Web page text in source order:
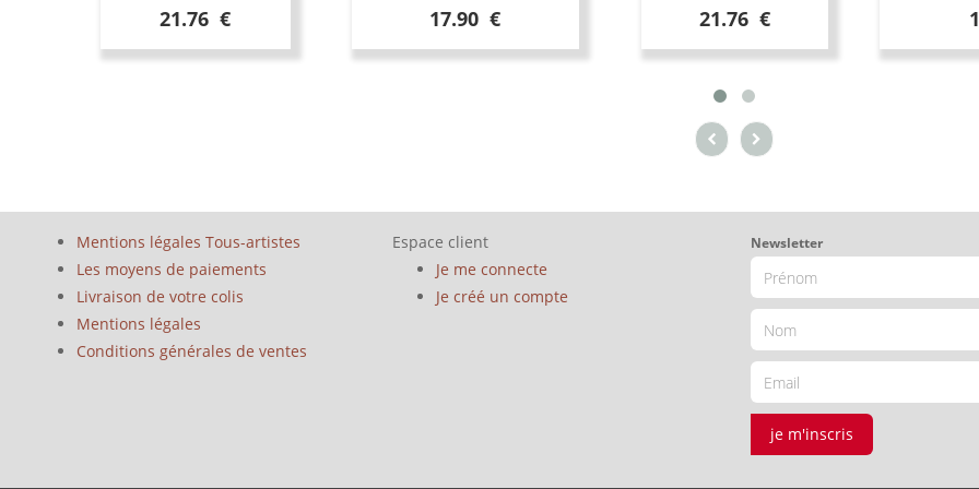
21.76 € 17.90 € 21.76 €
Mentions légales Tous-artistes
Les moyens de paiements
Livraison de votre colis
Mentions légales
Conditions générales de ventes
Espace client
Je me connecte
Je créé un compte
Newsletter
je m'inscris